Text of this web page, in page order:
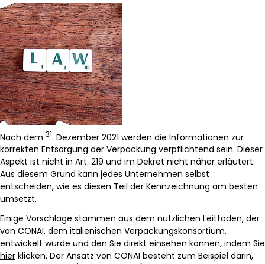
Nach dem 31. Dezember 2021 werden die Informationen zur
korrekten Entsorgung der Verpackung verpflichtend sein. Dieser
Aspekt ist nicht in Art. 219 und im Dekret nicht näher erläutert.
Aus diesem Grund kann jedes Unternehmen selbst
entscheiden, wie es diesen Teil der Kennzeichnung am besten
umsetzt.
Einige Vorschläge stammen aus dem nützlichen Leitfaden, der
von CONAI, dem italienischen Verpackungskonsortium,
entwickelt wurde und den Sie direkt einsehen können, indem Sie
hier klicken. Der Ansatz von CONAI besteht zum Beispiel darin,